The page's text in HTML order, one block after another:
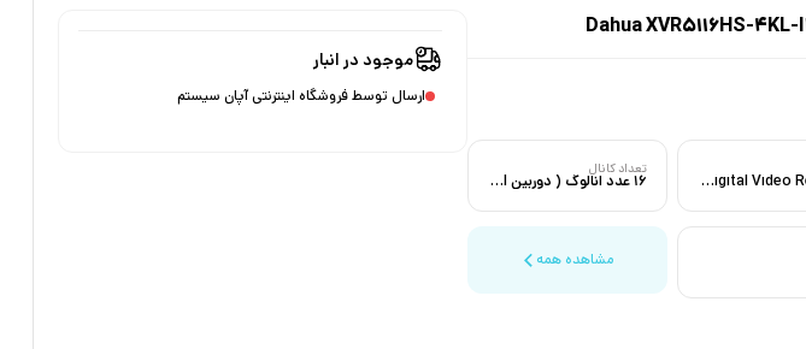
WizSense Digital Video Recorder
تعداد کانال
16 عدد انالوگ ( دوربین CVI ) 16 عدد IP
مشاهده همه
موجود در انبار
ارسال توسط فروشگاه اینترنتی آپان سیستم